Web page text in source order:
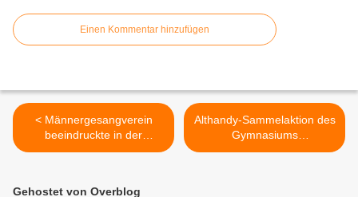
Einen Kommentar hinzufügen
< Männergesangverein
beeindruckte in der
Vituskirche mit einem
Althandy-Sammelaktion des
Gymnasiums
Veitshöchheim für ein
Gehostet von Overblog